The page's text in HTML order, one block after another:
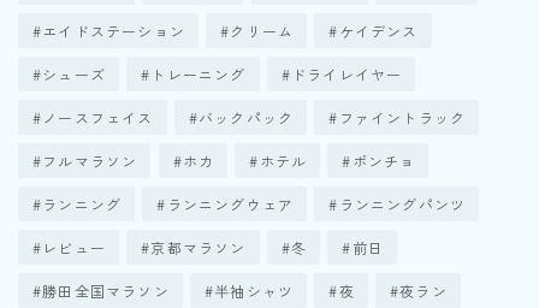
エイドステーション クリーム ケイデンス
シューズ トレーニング ドライレイヤー
ノースフェイス バックパック ファイントラック
フルマラソン ホカ ホテル ポンチョ
ランニング ランニングウェア ランニングパンツ
レビュー 京都マラソン 冬 前日
勝田全国マラソン 半袖シャツ 夜 夜ラン